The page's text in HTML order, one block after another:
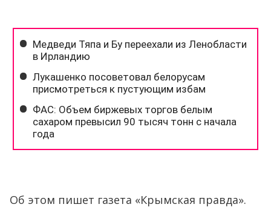
Об этом пишет газета «Крымская правда».